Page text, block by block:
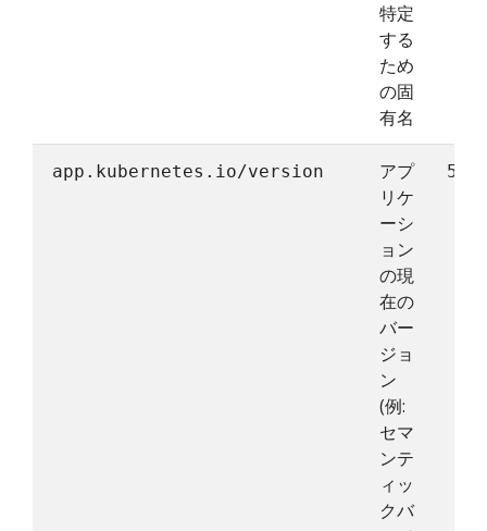
特定
する
ため
の固
有名
app.kubernetes.io/version
アプ
リケ
ーシ
ョン
の現
在の
バー
ジョ
ン
(例:
セマ
ンテ
ィッ
クバ